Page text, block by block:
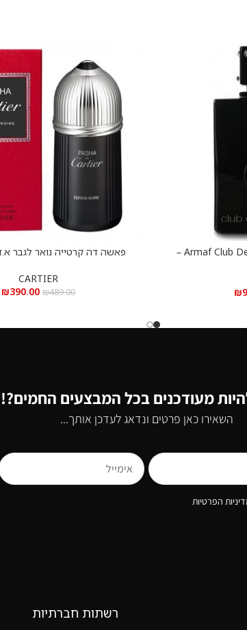
Armaf Club De Nuit Intense e.d.t 105 ml –
₪
הוספה לסל
פאשה דה קרטייה נואר לגבר א.ד.ט
CARTIER
₪489.00
₪390.00
מעודכנים בכל המבצעים החמים?!
השאירו כאן פרטים ונדאג לעדכן אותך...
הפרטיות
רשתות חברתיות